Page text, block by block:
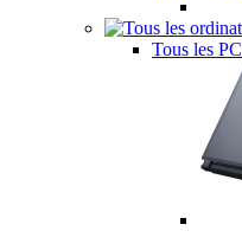
Tous les